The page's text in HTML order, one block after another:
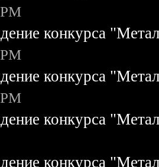
конкурса
конкурса
конкурса
конкурса